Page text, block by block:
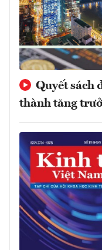
Quyết sách
thành tăng